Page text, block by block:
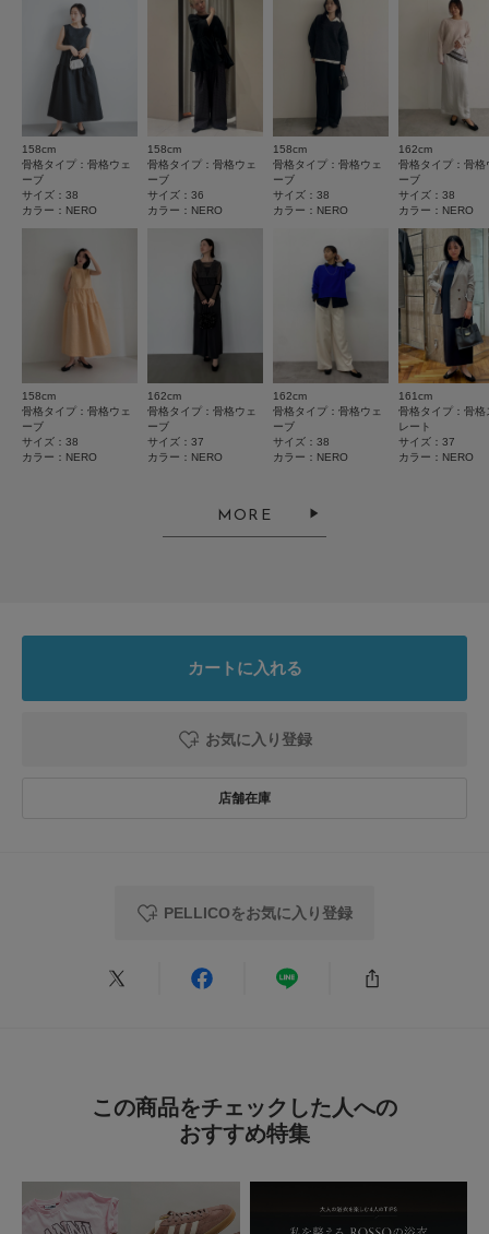
3
2
★1
レビューはありません。
とじる
158cm
骨格タイプ：骨格ウェ
ーブ
サイズ：38
カラー：NERO
158cm
骨格タイプ：骨格ウェ
ーブ
サイズ：38
カラー：NERO
158cm
骨格タイプ：骨格ウェ
ーブ
サイズ：36
カラー：NERO
162cm
骨格タイプ：骨格ウェ
ーブ
サイズ：37
カラー：NERO
158cm
骨格タイプ：骨格ウェ
ーブ
サイズ：38
カラー：NERO
162cm
骨格タイプ：骨格ウェ
ーブ
サイズ：38
カラー：NERO
162cm
骨格タイプ：骨格
ーブ
サイズ：38
カラー：NERO
161cm
骨格タイプ：骨格
レート
サイズ：37
カラー：NERO
MORE
カートに入れる
お気に入り登録
PELLICOをお気に入り登録
この商品をチェックした人への
おすすめ特集